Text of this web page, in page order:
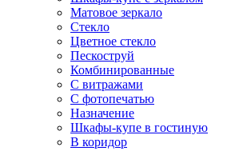
Матовое зеркало
Стекло
Цветное стекло
Пескоструй
Комбинированные
С витражами
С фотопечатью
Назначение
Шкафы-купе в гостиную
В коридор